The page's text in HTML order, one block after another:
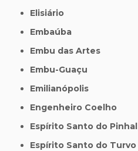
Elisiário
Embaúba
Embu das Artes
Embu-Guaçu
Emilianópolis
Engenheiro Coelho
Espírito Santo do Pinhal
Espírito Santo do Turvo